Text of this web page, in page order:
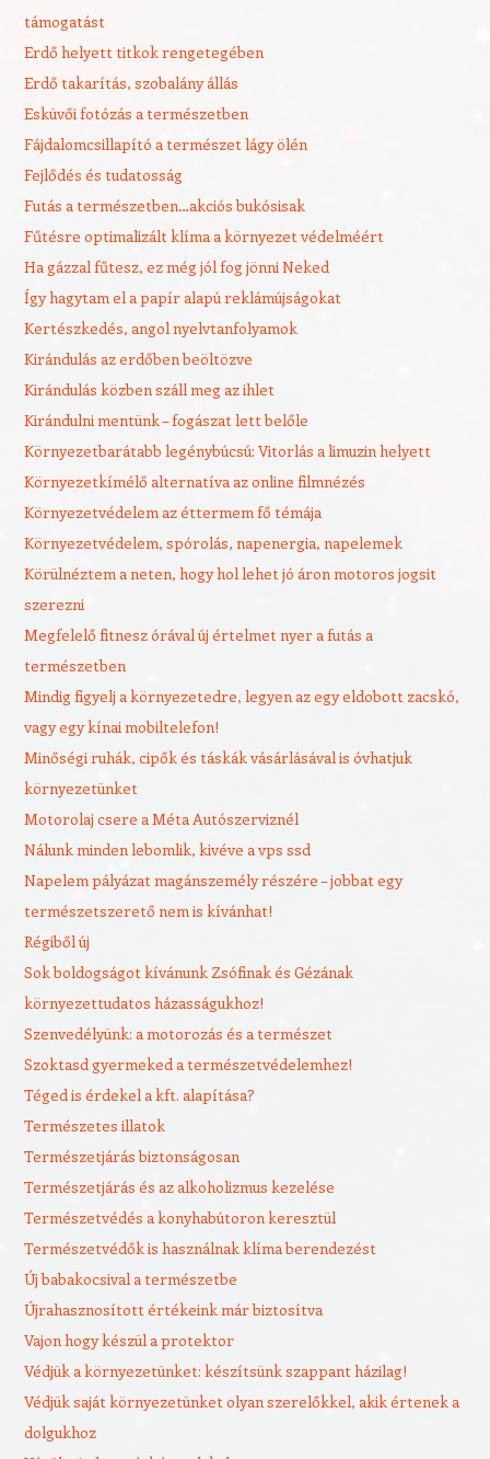
támogatást
Erdő helyett titkok rengetegében
Erdő takarítás, szobalány állás
Esküvői fotózás a természetben
Fájdalomcsillapító a természet lágy ölén
Fejlődés és tudatosság
Futás a természetben…akciós bukósisak
Fűtésre optimalizált klíma a környezet védelméért
Ha gázzal fűtesz, ez még jól fog jönni Neked
Így hagytam el a papír alapú reklámújságokat
Kertészkedés, angol nyelvtanfolyamok
Kirándulás az erdőben beöltözve
Kirándulás közben száll meg az ihlet
Kirándulni mentünk – fogászat lett belőle
Környezetbarátabb legénybúcsú: Vitorlás a limuzin helyett
Környezetkímélő alternatíva az online filmnézés
Környezetvédelem az éttermem fő témája
Környezetvédelem, spórolás, napenergia, napelemek
Körülnéztem a neten, hogy hol lehet jó áron motoros jogsit
szerezni
Megfelelő fitnesz órával új értelmet nyer a futás a
természetben
Mindig figyelj a környezetedre, legyen az egy eldobott zacskó,
vagy egy kínai mobiltelefon!
Minőségi ruhák, cipők és táskák vásárlásával is óvhatjuk
környezetünket
Motorolaj csere a Méta Autószerviznél
Nálunk minden lebomlik, kivéve a vps ssd
Napelem pályázat magánszemély részére – jobbat egy
természetszerető nem is kívánhat!
Régiből új
Sok boldogságot kívánunk Zsófinak és Gézának
környezettudatos házasságukhoz!
Szenvedélyünk: a motorozás és a természet
Szoktasd gyermeked a természetvédelemhez!
Téged is érdekel a kft. alapítása?
Természetes illatok
Természetjárás biztonságosan
Természetjárás és az alkoholizmus kezelése
Természetvédés a konyhabútoron keresztül
Természetvédők is használnak klíma berendezést
Új babakocsival a természetbe
Újrahasznosított értékeink már biztosítva
Vajon hogy készül a protektor
Védjük a környezetünket: készítsünk szappant házilag!
Védjük saját környezetünket olyan szerelőkkel, akik értenek a
dolgukhoz